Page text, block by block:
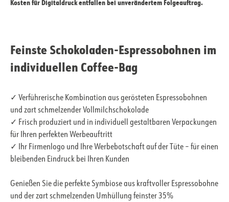
Kosten für Digitaldruck entfallen bei unverändertem Folgeauftrag.
Feinste Schokoladen-Espressobohnen im
individuellen Coffee-Bag
✓ Verführerische Kombination aus gerösteten Espressobohnen
und zart schmelzender Vollmilchschokolade
✓ Frisch produziert und in individuell gestaltbaren Verpackungen
für Ihren perfekten Werbeauftritt
✓ Ihr Firmenlogo und Ihre Werbebotschaft auf der Tüte – für einen
bleibenden Eindruck bei Ihren Kunden
Genießen Sie die perfekte Symbiose aus kraftvoller Espressobohne
und der zart schmelzenden Umhüllung feinster 35%